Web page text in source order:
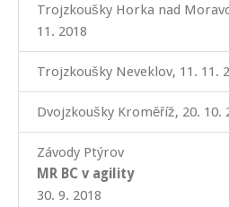
Trojzkoušky Horka nad
11. 2018
Trojzkoušky Neveklov, 11. 11.
Dvojzkoušky Kroměříž, 20. 10.
Závody Ptýrov
MR BC v agility
30. 9. 2018